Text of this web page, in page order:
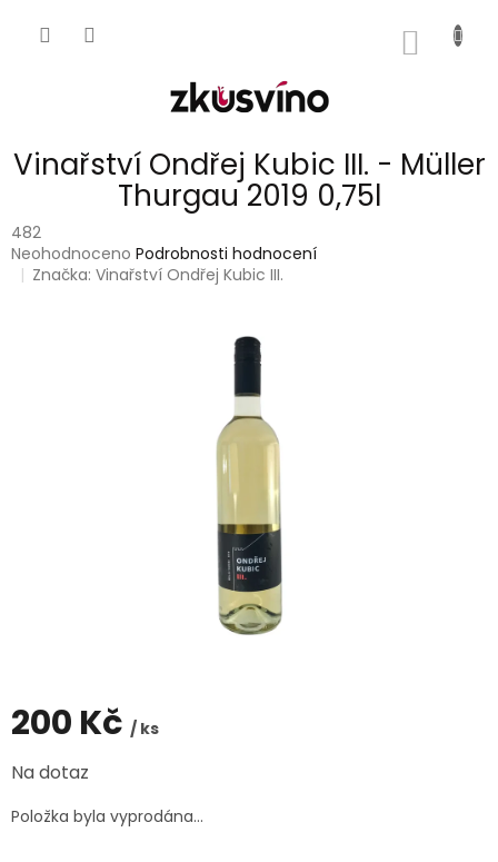
Vinařství Ondřej Kubic III. - Müller
Thurgau 2019 0,75l
482
Průměrné
hodnocení
Neohodnoceno Podrobnosti hodnocení
Značka:Vinařství Ondřej Kubic III.
200 Kč / ks
Měrná
cena:
Na dotaz
Položka byla vyprodána…